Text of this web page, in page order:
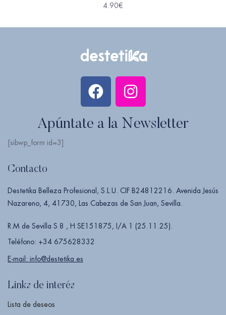
4.90€
Apúntate a la Newsletter
[sibwp_form id=3]
Contacto
Destetika Belleza Profesional, S.L.U. CIF B24812216. Avenida Jesús
Nazareno, 4, 41730, Las Cabezas de San Juan, Sevilla.
R.M de Sevilla S 8 , H SE151875, I/A 1 (25.11.25).
Teléfono: +34 675628332
E-mail: info@destetika.es
Links de interés
Lista de deseos